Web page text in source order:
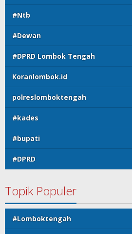
#Ntb
#Dewan
#DPRD Lombok Tengah
Koranlombok.id
polreslomboktengah
#kades
#bupati
#DPRD
Topik Populer
#Lomboktengah